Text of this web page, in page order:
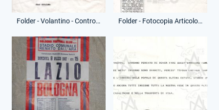
Folder - Volantino - Contro Retrocessione Caf Folder - Fotocopia Articolo - Morte Emilio Liggieri